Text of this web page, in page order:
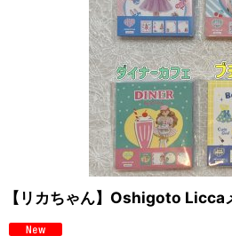
【リカちゃん】Oshigoto Licca